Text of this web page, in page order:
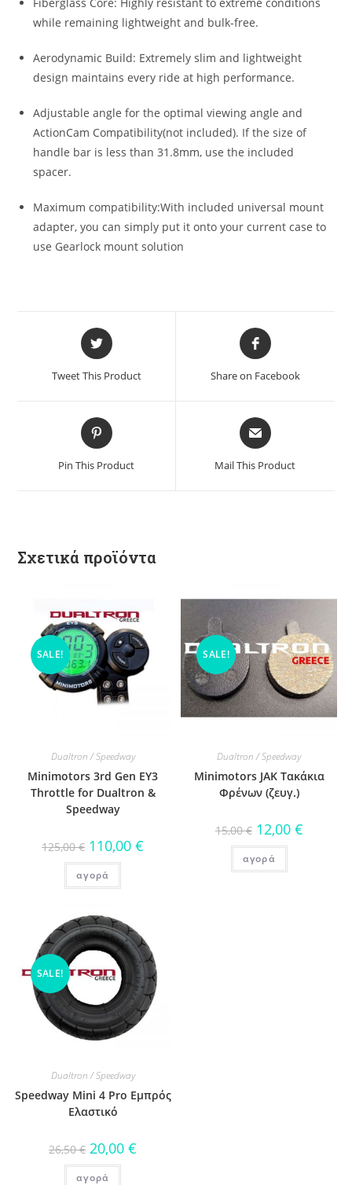
while remaining lightweight and bulk-free.
Aerodynamic Build: Extremely slim and lightweight
design maintains every ride at high performance.
Adjustable angle for the optimal viewing angle and
ActionCam Compatibility(not included). If the size of
handle bar is less than 31.8mm, use the included
spacer.
Maximum compatibility:With included universal mount
adapter, you can simply put it onto your current case to
use Gearlock mount solution
Tweet This Product Share on Facebook
Pin This Product Mail This Product
Σχετικά προϊόντα
SALE!
Dualtron / Speedway
Minimotors 3rd Gen EY3
Throttle for Dualtron &
Speedway
125,00€ 110,00€
αγορά
SALE!
Dualtron / Speedway
Minimotors JAK Τακάκια
Φρένων (ζευγ.)
15,00€ 12,00 €
αγορά
SALE!
Dualtron / Speedway
Speedway Mini 4 Pro Eμπρός
Ελαστικό
26,50€ 20,00€
αγορά